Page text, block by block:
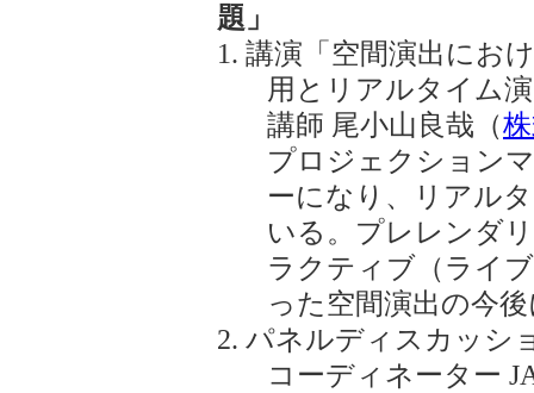
題」
講演「空間演出にお
用とリアルタイム
講師 尾小山良哉（
プロジェクション
ーになり、リアル
いる。プレレンダ
ラクティブ（ライ
った空間演出の今
パネルディスカッシ
コーディネーター